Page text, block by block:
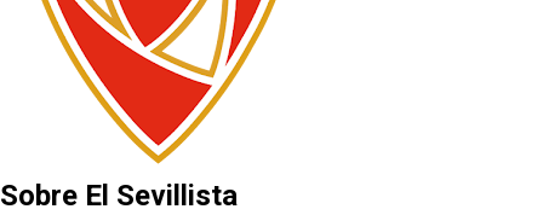
Sobre El Sevillista